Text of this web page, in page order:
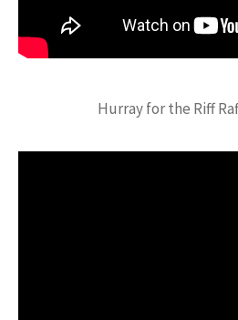
Hurray for the Riff